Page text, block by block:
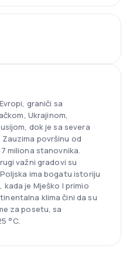
graniči sa
Ukrajinom,
dok je sa severa
površinu od
miliona stanovnika.
važni gradovi su
ima bogatu istoriju
je Mješko I primio
klima čini da su
za posetu, sa
°C.